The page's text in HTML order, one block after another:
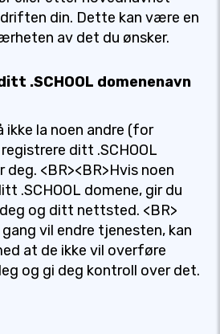
din. Dette kan være en
av det du ønsker.
.SCHOOL domenenavn
ikke la noen andre (for
ditt .SCHOOL
<BR><BR>Hvis noen
.SCHOOL domene, gir du
og ditt nettsted. <BR>
gang vil endre tjenesten, kan
at de ikke vil overføre
og gi deg kontroll over det.